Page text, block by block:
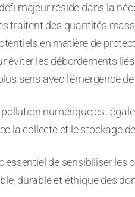
majeur réside dans la
traitent des quantités
en matière de
éviter les débordements
sens avec l’émergence
pollution numérique est
la collecte et le stockage
essentiel de sensibiliser
durable et éthique des